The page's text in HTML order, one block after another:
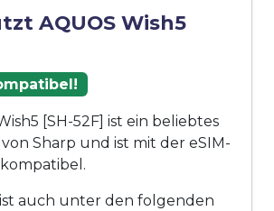
AQUOS Wish5
[SH-52F] ist ein beliebtes
Sharp und ist mit der eSIM-
ist auch unter den folgenden